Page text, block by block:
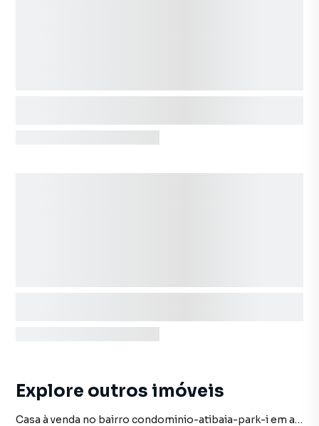
Explore outros imóveis
Casa à venda no bairro condominio-atibaia-park-i em atibaia sp com 2 vagas